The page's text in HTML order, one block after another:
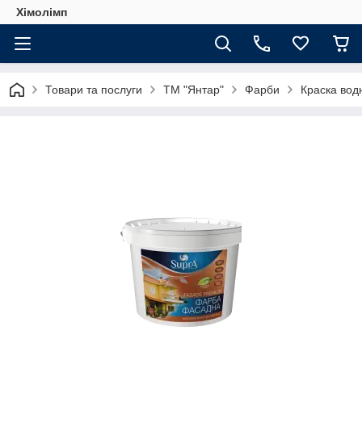
Хімолімп
Товари та послуги ТМ "Янтар" Фарби Краска